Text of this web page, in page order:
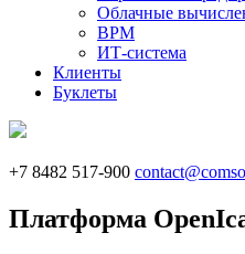
Облачные
BPM
ИТ-система
Клиенты
Буклеты
+7 8482 517-900
Платформа